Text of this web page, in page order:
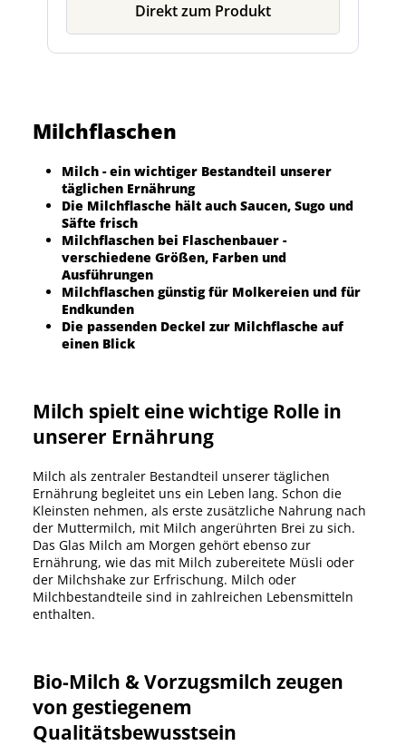
Direkt zum Produkt
Milchflaschen
Milch - ein wichtiger Bestandteil unserer
täglichen Ernährung
Die Milchflasche hält auch Saucen, Sugo und
Säfte frisch
Milchflaschen bei Flaschenbauer -
verschiedene Größen, Farben und
Ausführungen
Milchflaschen günstig für Molkereien und für
Endkunden
Die passenden Deckel zur Milchflasche auf
einen Blick
Milch spielt eine wichtige Rolle in
unserer Ernährung
Milch als zentraler Bestandteil unserer täglichen
Ernährung begleitet uns ein Leben lang. Schon die
Kleinsten nehmen, als erste zusätzliche Nahrung nach
der Muttermilch, mit Milch angerührten Brei zu sich.
Das Glas Milch am Morgen gehört ebenso zur
Ernährung, wie das mit Milch zubereitete Müsli oder
der Milchshake zur Erfrischung. Milch oder
Milchbestandteile sind in zahlreichen Lebensmitteln
enthalten.
Bio-Milch & Vorzugsmilch zeugen
von gestiegenem
Qualitätsbewusstsein